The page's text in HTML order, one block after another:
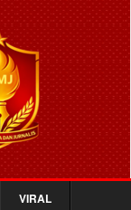
VIRAL